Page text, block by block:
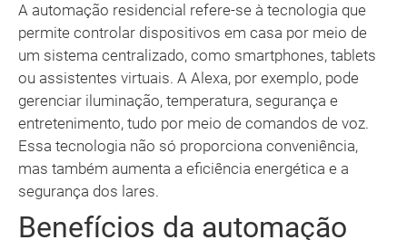
A automação residencial refere-se à tecnologia que
permite controlar dispositivos em casa por meio de
um sistema centralizado, como smartphones, tablets
ou assistentes virtuais. A Alexa, por exemplo, pode
gerenciar iluminação, temperatura, segurança e
entretenimento, tudo por meio de comandos de voz.
Essa tecnologia não só proporciona conveniência,
mas também aumenta a eficiência energética e a
segurança dos lares.
Benefícios da automação